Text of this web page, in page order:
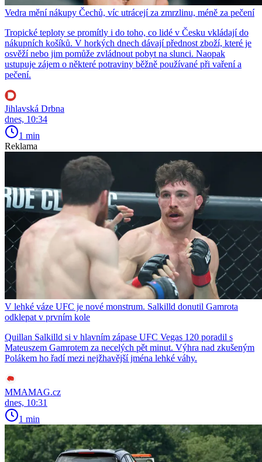
Vedra mění nákupy Čechů, víc utrácejí za zmrzlinu, méně za pečení
Tropické teploty se promítly i do toho, co lidé v Česku vkládají do
nákupních košíků. V horkých dnech dávají přednost zboží, které je
osvěží nebo jim pomůže zvládnout pobyt na slunci. Naopak
ustupuje zájem o některé potraviny běžně používané při vaření a
pečení.
Jihlavská Drbna
dnes, 10:34
1 min
Reklama
V lehké váze UFC je nové monstrum. Salkilld donutil Gamrota
odklepat v prvním kole
Quillan Salkilld si v hlavním zápase UFC Vegas 120 poradil s
Mateuszem Gamrotem za necelých pět minut. Výhra nad zkušeným
Polákem ho řadí mezi nejžhavější jména lehké váhy.
MMAMAG.cz
dnes, 10:31
1 min